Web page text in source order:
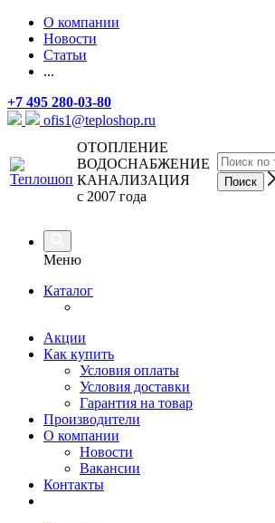
О компании
Новости
Статьи
...
+7 495 280-03-80
ofis1@teploshop.ru
ОТОПЛЕНИЕ
ВОДОСНАБЖЕНИЕ
КАНАЛИЗАЦИЯ
с 2007 года
Меню
Каталог
Акции
Как купить
Условия оплаты
Условия доставки
Гарантия на товар
Производители
О компании
Новости
Вакансии
Контакты